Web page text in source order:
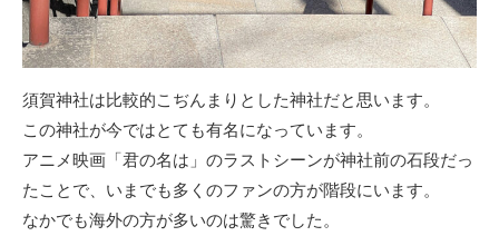
須賀神社は比較的こぢんまりとした神社だと思います。
この神社が今ではとても有名になっています。
アニメ映画「君の名は」のラストシーンが神社前の石段だっ
たことで、いまでも多くのファンの方が階段にいます。
なかでも海外の方が多いのは驚きでした。